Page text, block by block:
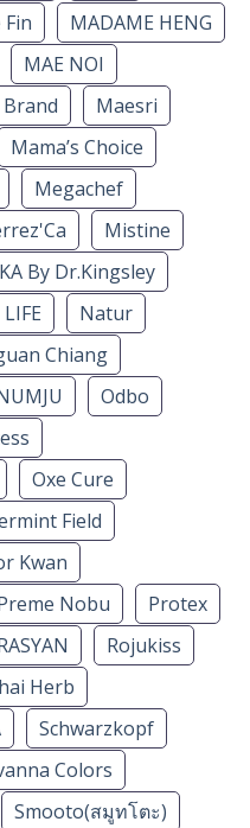
MADAME HENG
MAE NOI
Maesri
Mama’s Choice
Megachef
Mistine
By Dr.Kingsley
Natur
Chiang
Odbo
Oxe Cure
Field
Kwan
Nobu
Protex
Rojukiss
Herb
Schwarzkopf
Colors
Smooto(สมูทโตะ)